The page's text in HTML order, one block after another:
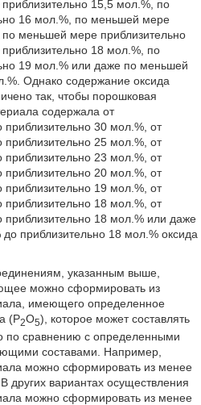
15,5 мол.%, по
16 мол.%, по меньшей мере
меньшей мере приблизительно
18 мол.%, по
19 мол.% или даже по меньшей
Однако содержание оксида
так, чтобы порошковая
содержала от
30 мол.%, от
25 мол.%, от
23 мол.%, от
20 мол.%, от
19 мол.%, от
18 мол.%, от
приблизительно 18 мол.% или даже
приблизительно 18 мол.% оксида
указанным выше,
можно сформировать из
имеющего определенное
(Р2О5), которое может составлять
по сравнению с определенными
составами. Например,
можно сформировать из менее
вариантах осуществления
можно сформировать из менее